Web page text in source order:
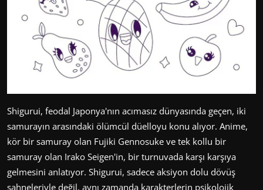
Shigurui, feodal Japonya'nın acımasız dünyasında geçen, iki
samurayın arasındaki ölümcül düelloyu konu alıyor. Anime,
kör bir samuray olan Fujiki Gennosuke ve tek kollu bir
samuray olan Irako Seigen'in, bir turnuvada karşı karşıya
gelmesini anlatıyor. Shigurui, sadece aksiyon dolu dövüş
sahneleriyle değil, aynı zamanda karakterlerin psikolojik